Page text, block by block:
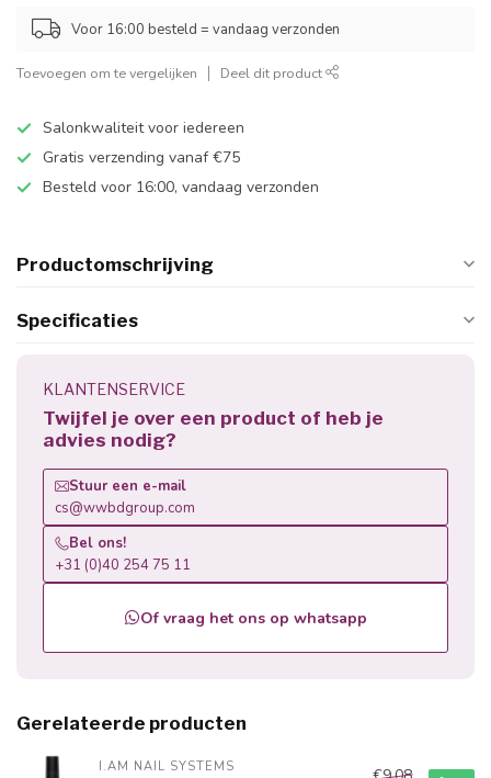
Voor 16:00 besteld = vandaag verzonden
Toevoegen om te vergelijken Deel dit product
Salonkwaliteit voor iedereen
Gratis verzending vanaf €75
Besteld voor 16:00, vandaag verzonden
Productomschrijving
Specificaties
KLANTENSERVICE
Twijfel je over een product of heb je
advies nodig?
Stuur een e-mail
cs@wwbdgroup.com
Bel ons!
+31 (0)40 254 75 11
Of vraag het ons op whatsapp
Gerelateerde producten
I.AM NAIL SYSTEMS